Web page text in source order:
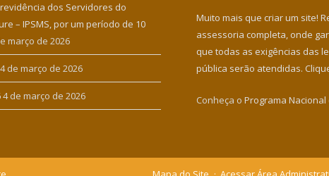
dos Servidores do
– IPSMS, por um período de 10
março de 2026
4 de março de 2026
4 de março de 2026
Muito mais que criar um site!
assessoria completa, onde
que todas as exigências das
pública serão atendidas.
Conheça o Programa